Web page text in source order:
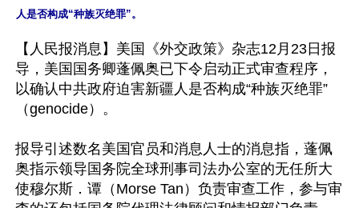
【人民报消息】美国《外交政策》杂志12月23日报
导，美国国务卿蓬佩奥已下令启动正式审查程序，
以确认中共政府迫害新疆人是否构成“种族灭绝罪”
（genocide）。
报导引述数名美国官员和消息人士的消息指，蓬佩
奥指示领导国务院全球刑事司法办公室的无任所大
使穆尔斯．谭（Morse Tan）负责审查工作，参与审